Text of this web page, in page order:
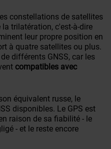
constellations de satellites
trilatération, c'est-à-dire
leur propre position en
à quatre satellites ou plus.
différents GNSS, car les
compatibles avec
équivalent russe, le
disponibles. Le GPS est
raison de sa fiabilité - le
- et le reste encore